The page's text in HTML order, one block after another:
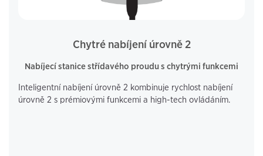
Chytré nabíjení úrovně 2
Nabíjecí stanice střídavého proudu s chytrými funkcemi
Inteligentní nabíjení úrovně 2 kombinuje rychlost nabíjení
úrovně 2 s prémiovými funkcemi a high-tech ovládáním.